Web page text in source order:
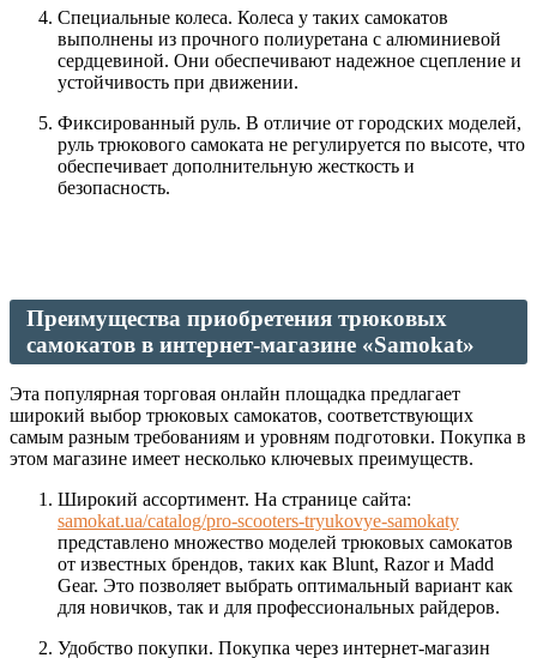
Специальные колеса. Колеса у таких самокатов
выполнены из прочного полиуретана с алюминиевой
сердцевиной. Они обеспечивают надежное сцепление и
устойчивость при движении.
Фиксированный руль. В отличие от городских моделей,
руль трюкового самоката не регулируется по высоте, что
обеспечивает дополнительную жесткость и
безопасность.
Преимущества приобретения трюковых
самокатов в интернет-магазине «Samokat»
Эта популярная торговая онлайн площадка предлагает
широкий выбор трюковых самокатов, соответствующих
самым разным требованиям и уровням подготовки. Покупка в
этом магазине имеет несколько ключевых преимуществ.
Широкий ассортимент. На странице сайта:
samokat.ua/catalog/pro-scooters-tryukovye-samokaty
представлено множество моделей трюковых самокатов
от известных брендов, таких как Blunt, Razor и Madd
Gear. Это позволяет выбрать оптимальный вариант как
для новичков, так и для профессиональных райдеров.
Удобство покупки. Покупка через интернет-магазин